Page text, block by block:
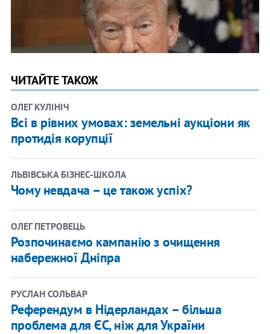
ЧИТАЙТЕ ТАКОЖ
ОЛЕГ КУЛІНІЧ
Всі в рівних умовах: земельні аукціони як
протидія корупції
ЛЬВІВСЬКА БІЗНЕС-ШКОЛА
Чому невдача – це також успіх?
ОЛЕГ ПЕТРОВЕЦЬ
Розпочинаємо кампанію з очищення
набережної Дніпра
РУСЛАН СОЛЬВАР
Референдум в Нідерландах – більша
проблема для ЄС, ніж для України